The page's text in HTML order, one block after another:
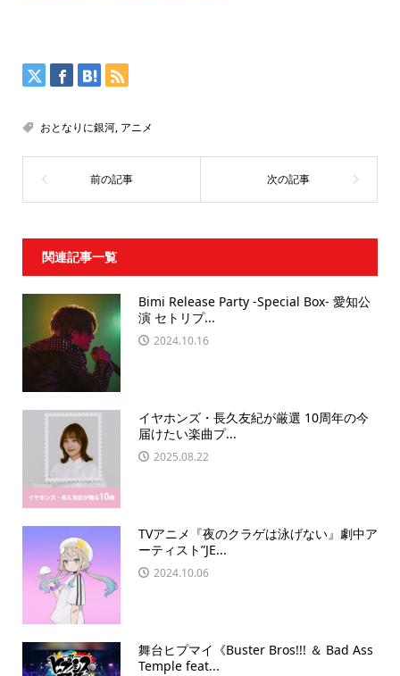
おとなりに銀河, アニメ
関連記事一覧
Bimi Release Party -Special Box- 愛知公
演 セトリプ...
2024.10.16
イヤホンズ・長久友紀が厳選 10周年の今
届けたい楽曲プ...
2025.08.22
TVアニメ『夜のクラゲは泳げない』劇中ア
ーティスト”JE...
2024.10.06
舞台ヒプマイ《Buster Bros!!! ＆ Bad Ass
Temple feat...